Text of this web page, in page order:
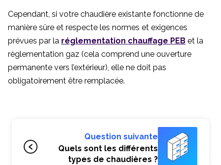
Cependant, si votre chaudière existante fonctionne de
manière sûre et respecte les normes et exigences
prévues par la réglementation chauffage PEB et la
règlementation gaz (cela comprend une ouverture
permanente vers l’extérieur), elle ne doit pas
obligatoirement être remplacée.
Question suivante
Quels sont les différents
types de chaudières ?